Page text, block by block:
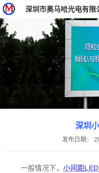
深圳市奥马哈光电有限
深圳
发布日期：
一般情况下， 小间距